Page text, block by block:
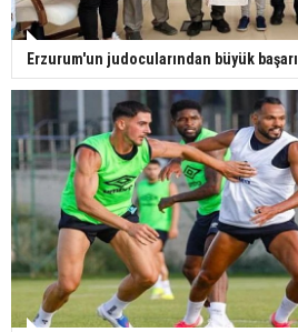
Erzurum'un judocularından büyük başarı